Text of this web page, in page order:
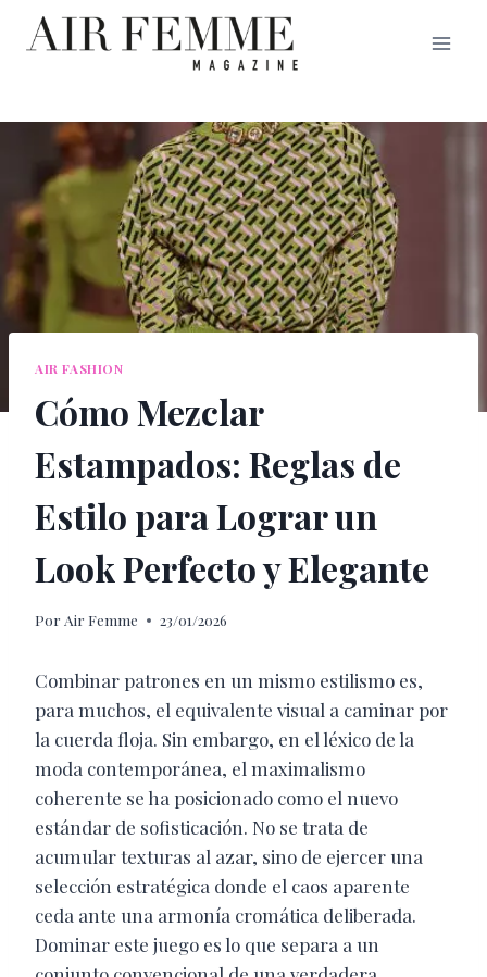
Saltar
AIR FASHION
Cómo Mezclar
Estampados: Reglas de
Estilo para Lograr un
Look Perfecto y Elegante
Por Air Femme 23/01/2026
Combinar patrones en un mismo estilismo es,
para muchos, el equivalente visual a caminar por
la cuerda floja. Sin embargo, en el léxico de la
moda contemporánea, el maximalismo
coherente se ha posicionado como el nuevo
estándar de sofisticación. No se trata de
acumular texturas al azar, sino de ejercer una
selección estratégica donde el caos aparente
ceda ante una armonía cromática deliberada.
Dominar este juego es lo que separa a un